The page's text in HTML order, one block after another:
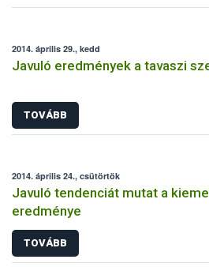
2014. április 29., kedd
Javuló eredmények a tavaszi
TOVÁBB
2014. április 24., csütörtök
Javuló tendenciát mutat a
eredménye
TOVÁBB